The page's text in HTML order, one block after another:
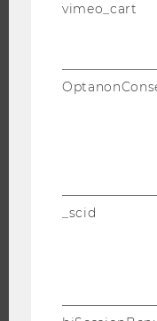
UNIVERSITÄT
ORGANISATION
WIRTSCHAFT UND
vimeo_cart
_scid